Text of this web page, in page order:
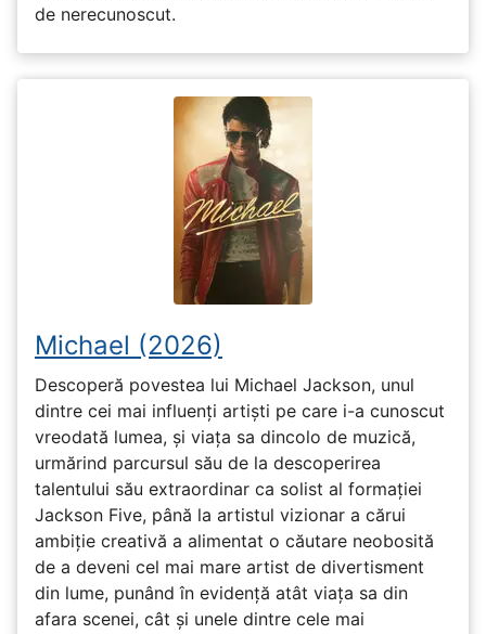
de nerecunoscut.
Michael (2026)
Descoperă povestea lui Michael Jackson, unul
dintre cei mai influenți artiști pe care i-a cunoscut
vreodată lumea, și viața sa dincolo de muzică,
urmărind parcursul său de la descoperirea
talentului său extraordinar ca solist al formației
Jackson Five, până la artistul vizionar a cărui
ambiție creativă a alimentat o căutare neobosită
de a deveni cel mai mare artist de divertisment
din lume, punând în evidență atât viața sa din
afara scenei, cât și unele dintre cele mai